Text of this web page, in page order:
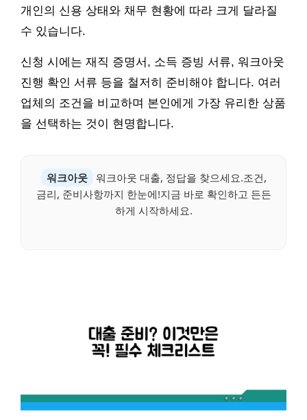
개인의 신용 상태와 채무 현황에 따라 크게 달라질
수 있습니다.
신청 시에는 재직 증명서, 소득 증빙 서류, 워크아웃
진행 확인 서류 등을 철저히 준비해야 합니다. 여러
업체의 조건을 비교하며 본인에게 가장 유리한 상품
을 선택하는 것이 현명합니다.
워크아웃
워크아웃 대출, 정답을 찾으세요.조건,
금리, 준비사항까지 한눈에!지금 바로 확인하고 든든
하게 시작하세요.